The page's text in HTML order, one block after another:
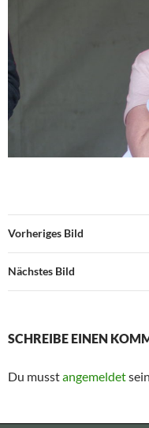
Vorheriges Bild
Nächstes Bild
SCHREIBE EINEN
Du musstangemeldet